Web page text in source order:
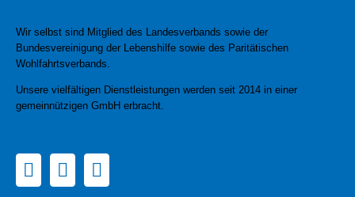
Wir selbst sind Mitglied des Landesverbands sowie der
Bundesvereinigung der Lebenshilfe sowie des Paritätischen
Wohlfahrtsverbands.
Unsere vielfältigen Dienstleistungen werden seit 2014 in einer
gemeinnützigen GmbH erbracht.